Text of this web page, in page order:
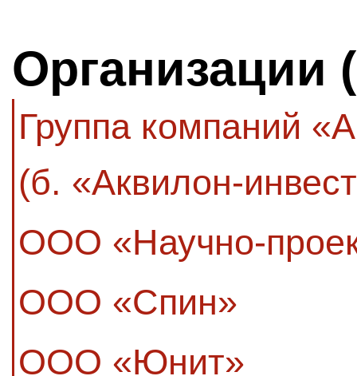
Организации
Группа компаний
(б. «Аквилон-
ООО «Научно-
ООО «Спин»
ООО «Юнит»